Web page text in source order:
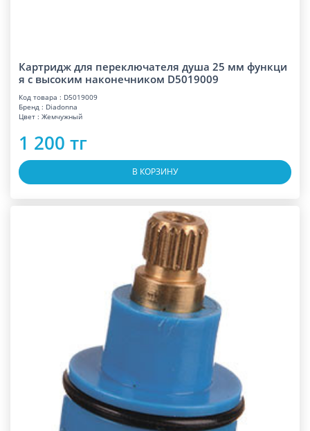
Картридж для переключателя душа 25 мм функци
я с высоким наконечником D5019009
Код товара : D5019009
Бренд : Diadonna
Цвет : Жемчужный
1 200 тг
В КОРЗИНУ